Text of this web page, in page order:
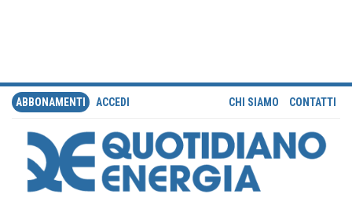
ABBONAMENTI ACCEDI CHI SIAMO CONTATTI